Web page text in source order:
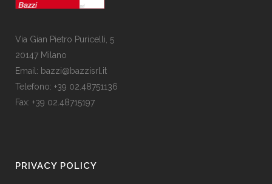
Via Gian Pietro Puricelli, 5
20147 Milano
Email: bazzi@bazzisrl.it
Telefono: +39 02.48751136
Fax: +39 02.48715197
PRIVACY POLICY